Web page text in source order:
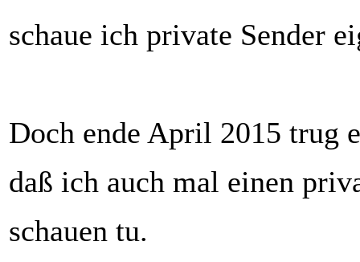
schaue ich private Sender
Doch ende April 2015 trug
daß ich auch mal einen
schauen tu.